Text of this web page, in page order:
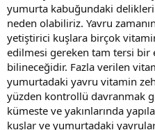
yumurta kabuğundaki
neden olabiliriz. Yavru
yetiştirici kuşlara birçok
edilmesi gereken tam tersi bir
bilineceğidir. Fazla verilen
yumurtadaki yavru vitamin
yüzden kontrollü davranmak
kümeste ve yakınlarında
kuşlar ve yumurtadaki